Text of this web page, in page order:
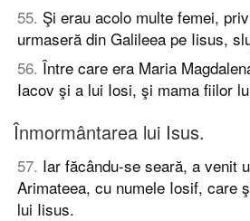
55. Şi erau acolo multe femei,
urmaseră din Galileea pe Iisus,
56. Între care era Maria
Iacov şi a lui Iosi, şi mama fiilor
Înmormântarea lui Isus.
57. Iar făcându-se seară, a venit
Arimateea, cu numele Iosif, care
lui Iisus.